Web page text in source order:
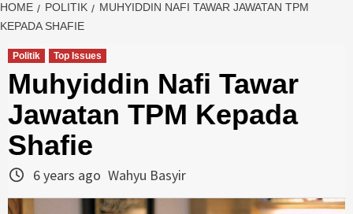
HOME POLITIK
MUHYIDDIN NAFI TAWAR JAWATAN TPM
KEPADA SHAFIE
Politik Top Issues
Muhyiddin Nafi Tawar
Jawatan TPM Kepada
Shafie
6 years ago Wahyu Basyir